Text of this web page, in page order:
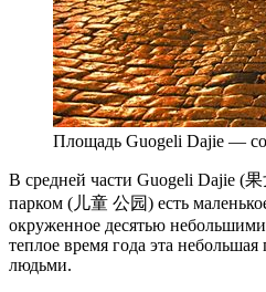
Площадь Guogeli Dajie —
В средней части Guogeli Dajie (
парком (儿童 公园) есть
окруженное десятью
теплое время года эта небольшая
людьми.